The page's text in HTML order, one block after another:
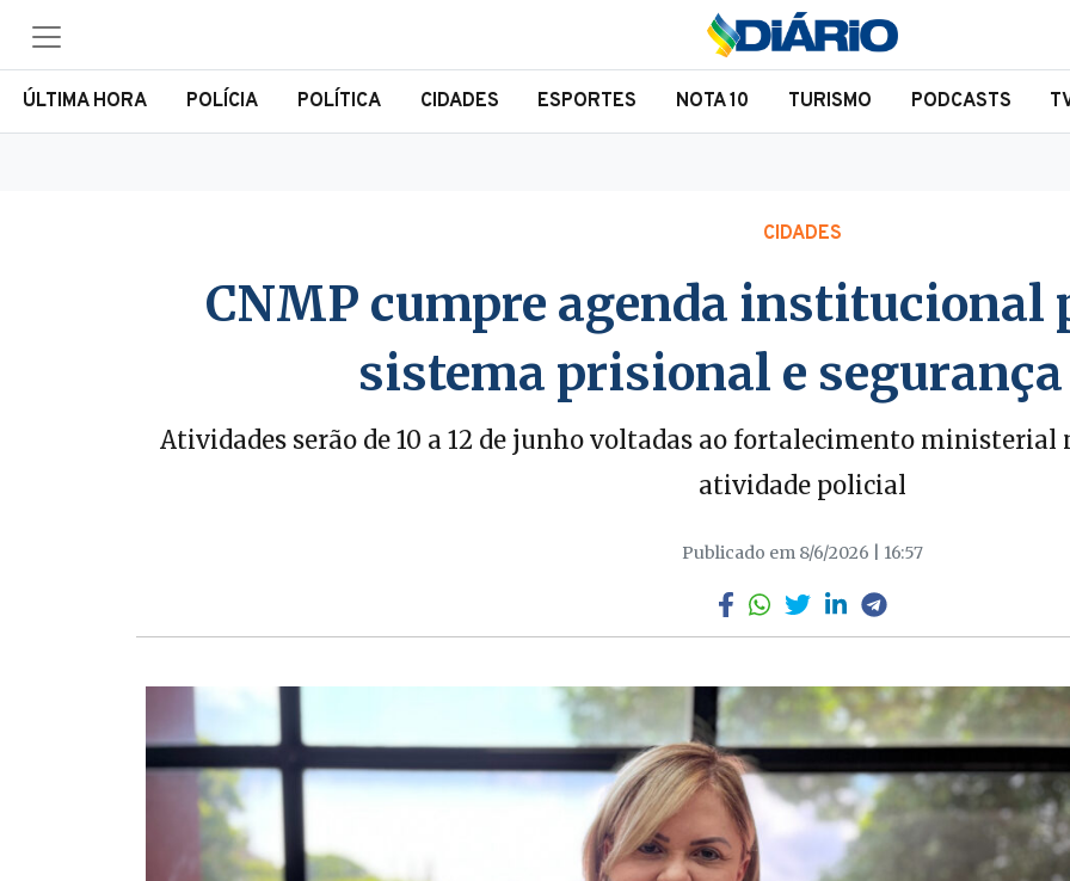
ÚLTIMA HORA POLÍCIA POLÍTICA CIDADES ESPORTES NOTA 10 TURISMO PODCASTS
CIDADES
‎CNMP cumpre agenda institucional
sistema prisional e
Atividades serão de 10 a 12 de junho voltadas ao fortalecimento ministerial
atividade policial
Publicado em 8/6/2026 | 16:57